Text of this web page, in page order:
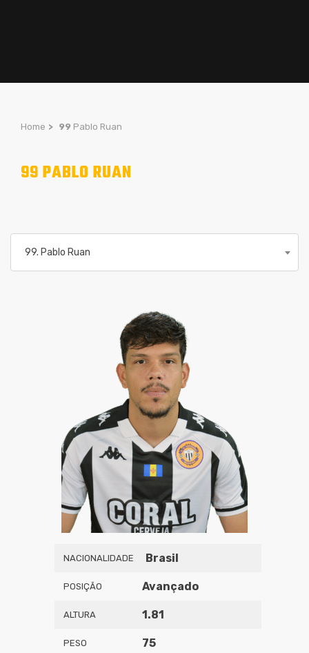
Home > 99 Pablo Ruan
99 PABLO RUAN
99. Pablo Ruan
NACIONALIDADE Brasil
POSIÇÃO Avançado
ALTURA 1.81
PESO 75